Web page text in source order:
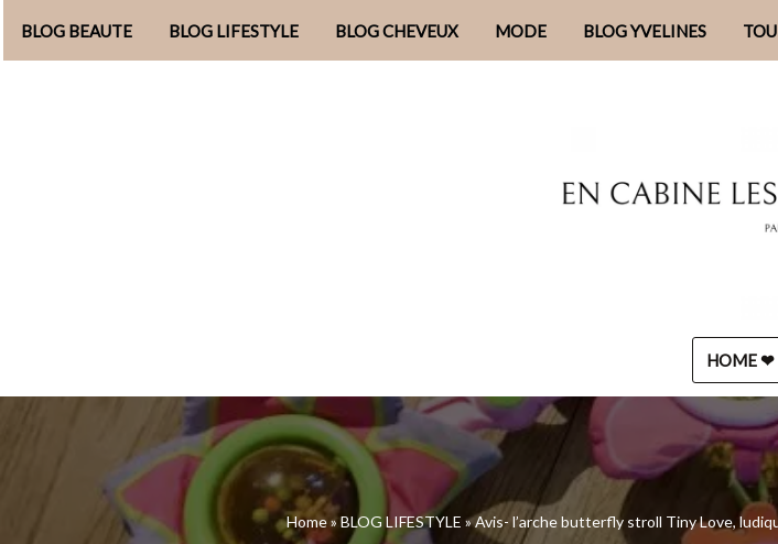
Aller
BLOG BEAUTE BLOG LIFESTYLE BLOG CHEVEUX MODE BLOG YVELINES
HOME ❤︎
Home» BLOG LIFESTYLE »Avis- l’arche butterfly stroll Tiny Love,